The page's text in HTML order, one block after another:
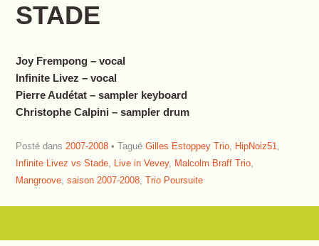
STADE
Joy Frempong – vocal
Infinite Livez – vocal
Pierre Audétat – sampler keyboard
Christophe Calpini – sampler drum
Posté dans 2007-2008 Tagué Gilles Estoppey Trio, HipNoiz51,
Infinite Livez vs Stade, Live in Vevey, Malcolm Braff Trio,
Mangroove, saison 2007-2008, Trio Poursuite